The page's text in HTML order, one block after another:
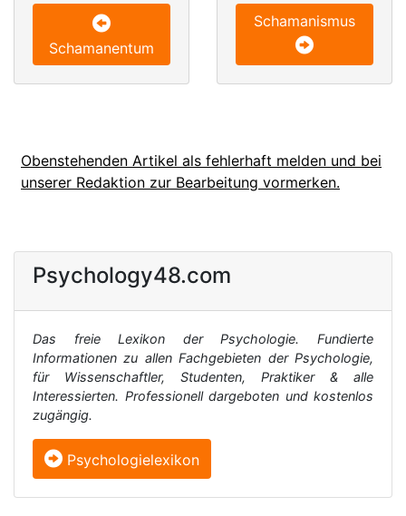
Schamanentum
Schamanismus
Obenstehenden Artikel als fehlerhaft melden und bei
unserer Redaktion zur Bearbeitung vormerken.
Psychology48.com
Das freie Lexikon der Psychologie. Fundierte
Informationen zu allen Fachgebieten der Psychologie,
für Wissenschaftler, Studenten, Praktiker & alle
Interessierten. Professionell dargeboten und kostenlos
zugängig.
Psychologielexikon